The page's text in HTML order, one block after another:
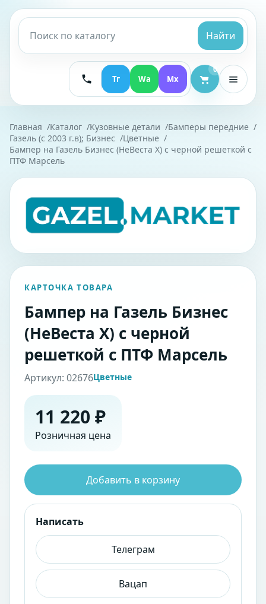
Найти
Тг Wa Mx
0
Главная Каталог Кузовные детали
Бамперы передние
Газель (с 2003 г.в); Бизнес
Цветные
Бампер на Газель Бизнес (НеВеста Х) с черной решеткой с
ПТФ Марсель
КАРТОЧКА ТОВАРА
Бампер на Газель Бизнес
(НеВеста Х) с черной
решеткой с ПТФ Марсель
Артикул: 02676Цветные
11 220 ₽
Розничная цена
Добавить в корзину
Написать
Телеграм
Вацап